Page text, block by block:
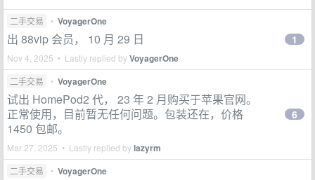
二手交易 • VoyagerOne
出 88vip 会员， 10 月 29 日
Nov 4, 2025 • Lastly replied byVoyagerOne
1
二手交易 • VoyagerOne
试出 HomePod2 代， 23 年 2 月购买于苹果官网。
正常使用，目前暂无任何问题。包装还在，价格
1450 包邮。
Mar 27, 2025 • Lastly replied bylazyrm
6
二手交易 • VoyagerOne